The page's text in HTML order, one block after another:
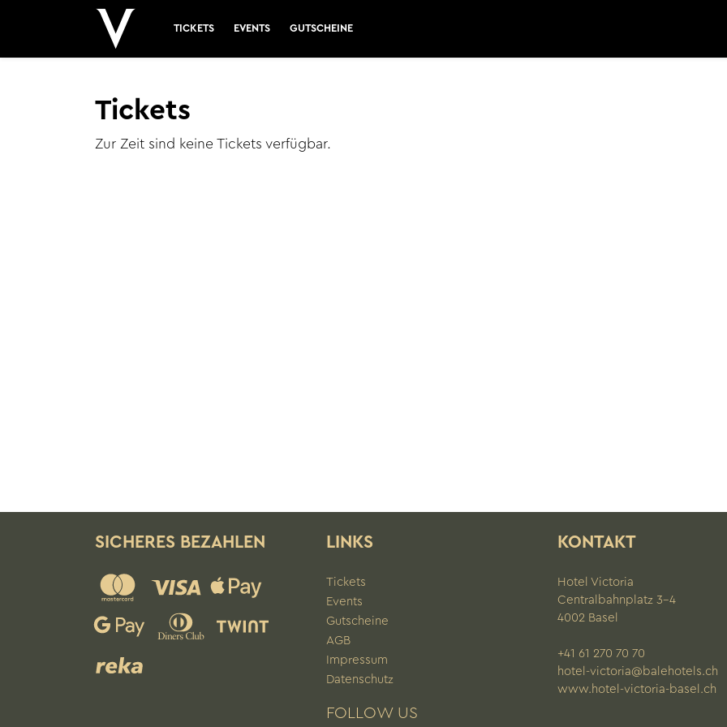
TICKETS EVENTS GUTSCHEINE
Tickets
Zur Zeit sind keine Tickets verfügbar.
SICHERES BEZAHLEN LINKS
Tickets
Events
Gutscheine
AGB
Impressum
Datenschutz
FOLLOW US
KONTAKT
Hotel Victoria
Centralbahnplatz 3–4
4002 Basel
+41 61 270 70 70
hotel-victoria@balehotels.ch
www.hotel-victoria-basel.ch